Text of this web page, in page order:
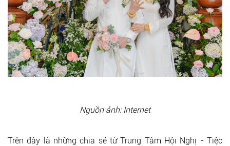
Nguồn ảnh: Internet
Trên đây là những chia sẻ từ Trung Tâm Hội Nghị - Tiệc